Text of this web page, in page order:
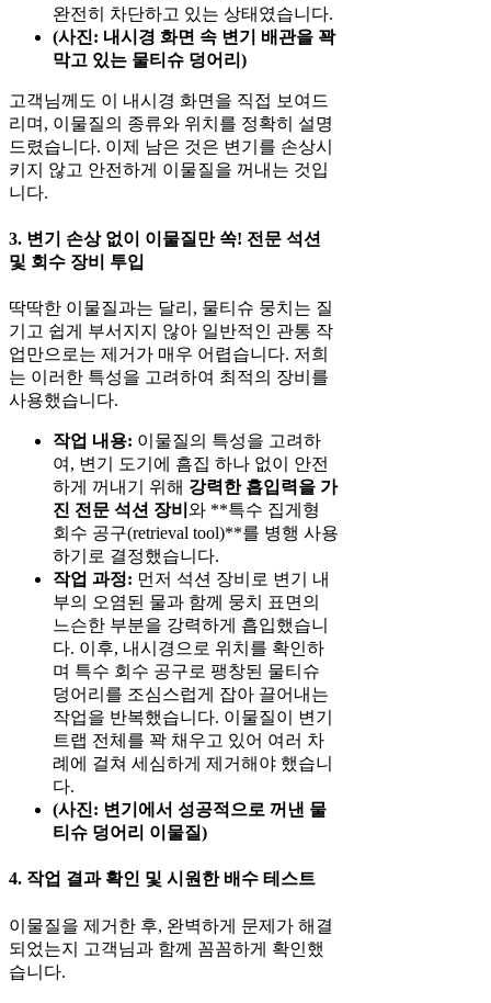
완전히 차단하고 있는 상태였습니다.
(사진: 내시경 화면 속 변기 배관을 꽉
막고 있는 물티슈 덩어리)
고객님께도 이 내시경 화면을 직접 보여드
리며, 이물질의 종류와 위치를 정확히 설명
드렸습니다. 이제 남은 것은 변기를 손상시
키지 않고 안전하게 이물질을 꺼내는 것입
니다.
3. 변기 손상 없이 이물질만 쏙! 전문 석션
및 회수 장비 투입
딱딱한 이물질과는 달리, 물티슈 뭉치는 질
기고 쉽게 부서지지 않아 일반적인 관통 작
업만으로는 제거가 매우 어렵습니다. 저희
는 이러한 특성을 고려하여 최적의 장비를
사용했습니다.
작업 내용: 이물질의 특성을 고려하
여, 변기 도기에 흠집 하나 없이 안전
하게 꺼내기 위해 강력한 흡입력을 가
진 전문 석션 장비 와 **특수 집게형
회수 공구(retrieval tool)**를 병행 사용
하기로 결정했습니다.
작업 과정: 먼저 석션 장비로 변기 내
부의 오염된 물과 함께 뭉치 표면의
느슨한 부분을 강력하게 흡입했습니
다. 이후, 내시경으로 위치를 확인하
며 특수 회수 공구로 팽창된 물티슈
덩어리를 조심스럽게 잡아 끌어내는
작업을 반복했습니다. 이물질이 변기
트랩 전체를 꽉 채우고 있어 여러 차
례에 걸쳐 세심하게 제거해야 했습니
다.
(사진: 변기에서 성공적으로 꺼낸 물
티슈 덩어리 이물질)
4. 작업 결과 확인 및 시원한 배수 테스트
이물질을 제거한 후, 완벽하게 문제가 해결
되었는지 고객님과 함께 꼼꼼하게 확인했
습니다.